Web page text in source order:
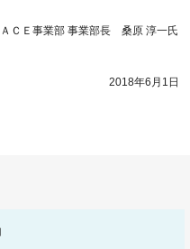
ＣＥ事業部 事業部長 桑原 淳一氏
2018年6月1日